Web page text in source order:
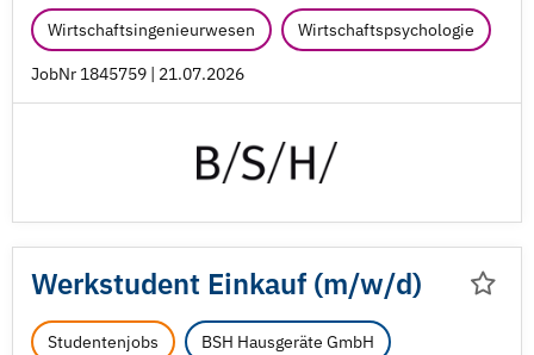
Wirtschaftsingenieurwesen Wirtschaftspsychologie
JobNr 1845759 | 21.07.2026
Werkstudent Einkauf (m/w/d)
Studentenjobs BSH Hausgeräte GmbH